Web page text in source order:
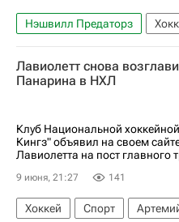
Нэшвилл Предаторз
Питтсбург Пингвинз
Национальная хоккейная
Лавиолетт снова
Панарина в НХЛ
Клуб Национальной
Кингз" объявил на своем
Лавиолетта на пост главного
9 июня, 21:27 141
Хоккей Спорт